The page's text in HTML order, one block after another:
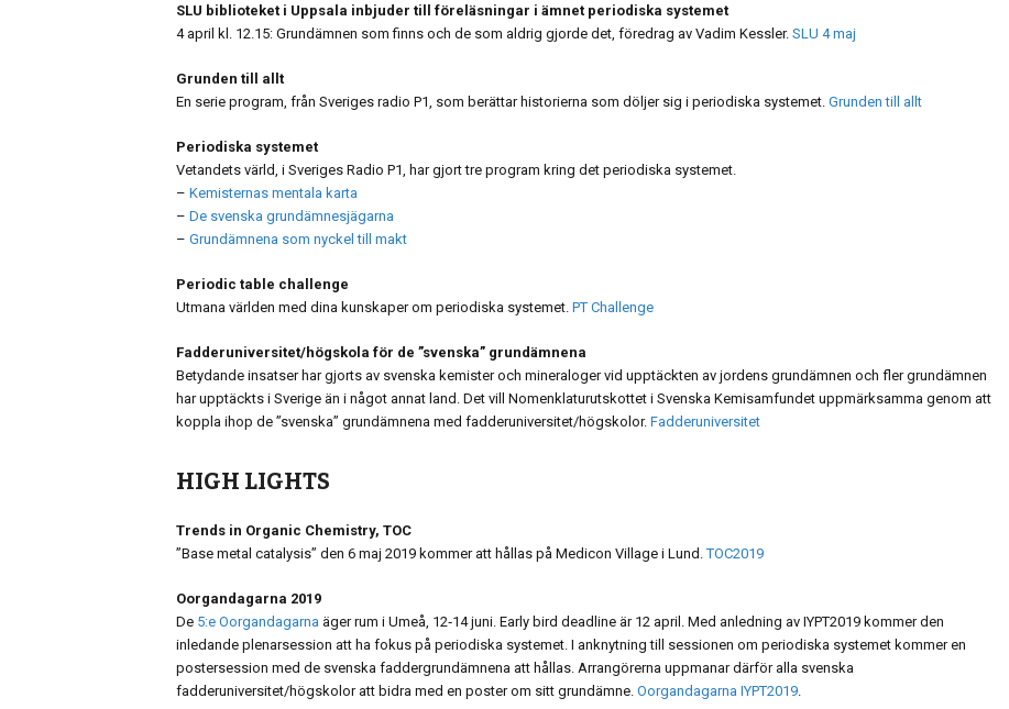
SLU biblioteket i Uppsala inbjuder till föreläsningar i ämnet periodiska systemet
4 april kl. 12.15: Grundämnen som finns och de som aldrig gjorde det, föredrag av Vadim Kessler. SLU 4 maj
Grunden till allt
En serie program, från Sveriges radio P1, som berättar historierna som döljer sig i periodiska systemet. Grunden till allt
Periodiska systemet
Vetandets värld, i Sveriges Radio P1, har gjort tre program kring det periodiska systemet.
– Kemisternas mentala karta
– De svenska grundämnesjägarna
– Grundämnena som nyckel till makt
Periodic table challenge
Utmana världen med dina kunskaper om periodiska systemet. PT Challenge
Fadderuniversitet/högskola för de ”svenska” grundämnena
Betydande insatser har gjorts av svenska kemister och mineraloger vid upptäckten av jordens grundämnen och fler grundämnen
har upptäckts i Sverige än i något annat land. Det vill Nomenklaturutskottet i Svenska Kemisamfundet uppmärksamma genom att
koppla ihop de ”svenska” grundämnena med fadderuniversitet/högskolor. Fadderuniversitet
HIGH LIGHTS
Trends in Organic Chemistry, TOC
”Base metal catalysis” den 6 maj 2019 kommer att hållas på Medicon Village i Lund.TOC2019
Oorgandagarna 2019
De 5:e Oorgandagarna äger rum i Umeå, 12‑14 juni. Early bird deadline är 12 april. Med anledning av IYPT2019 kommer den
inledande plenarsession att ha fokus på periodiska systemet. I anknytning till sessionen om periodiska systemet kommer en
postersession med de svenska faddergrundämnena att hållas. Arrangörerna uppmanar därför alla svenska
fadderuniversitet/högskolor att bidra med en poster om sitt grundämne. Oorgandagarna IYPT2019